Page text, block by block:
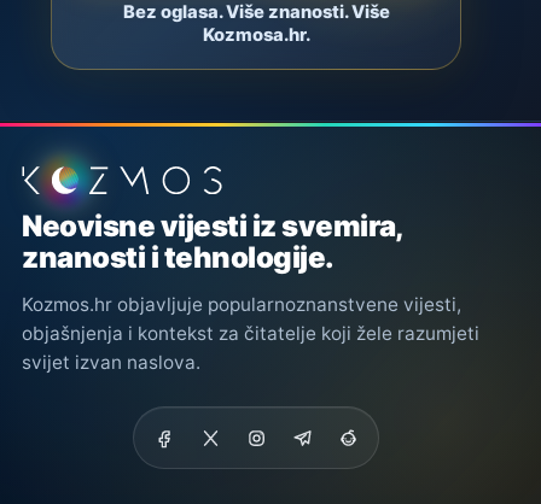
Bez oglasa. Više znanosti. Više
Kozmosa.hr.
Podnožje stranice
Neovisne vijesti iz svemira,
znanosti i tehnologije.
Kozmos.hr objavljuje popularnoznanstvene vijesti,
objašnjenja i kontekst za čitatelje koji žele razumjeti
svijet izvan naslova.